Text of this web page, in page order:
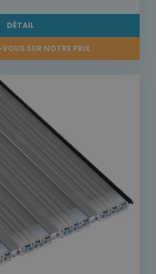
DÉTAIL
SUR NOTRE PRIX